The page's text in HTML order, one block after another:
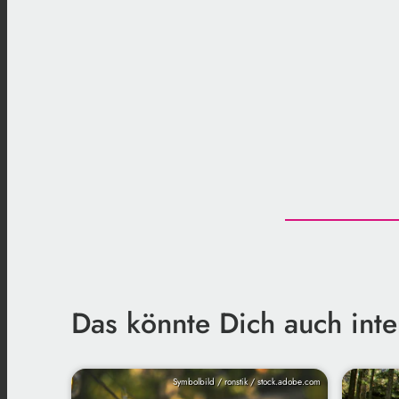
Das könnte Dich auch
Symbolbild / ronstik / stock.adobe.com